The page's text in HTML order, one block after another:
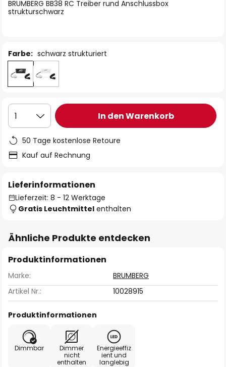
BRUMBERG BB38 RC Treiber rund Anschlussbox
strukturschwarz
Farbe: schwarz strukturiert
1 In den Warenkorb
50 Tage kostenlose Retoure
Kauf auf Rechnung
Lieferinformationen
Lieferzeit: 8 - 12 Werktage
Gratis Leuchtmittel enthalten
Ähnliche Produkte entdecken
Produktinformationen
Marke:
BRUMBERG
Artikel Nr.:
10028915
Produktinformationen
Dimmbar
Dimmer
nicht
enthalten
Energieeffiz
ient und
langlebig